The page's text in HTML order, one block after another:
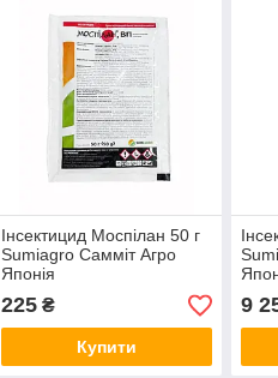
Інсектицид Моспілан 50 г
Sumiаgro Самміт Агро
Японія
225₴
Купити
9